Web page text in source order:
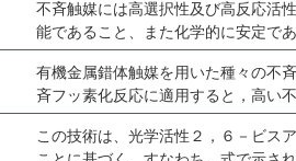
不斉触媒には高選択性及び高反応活
能であること、また化学的に安定で
有機金属錯体触媒を用いた種々の不
斉フッ素化反応に適用すると，高い
この技術は、光学活性２，６－ビス